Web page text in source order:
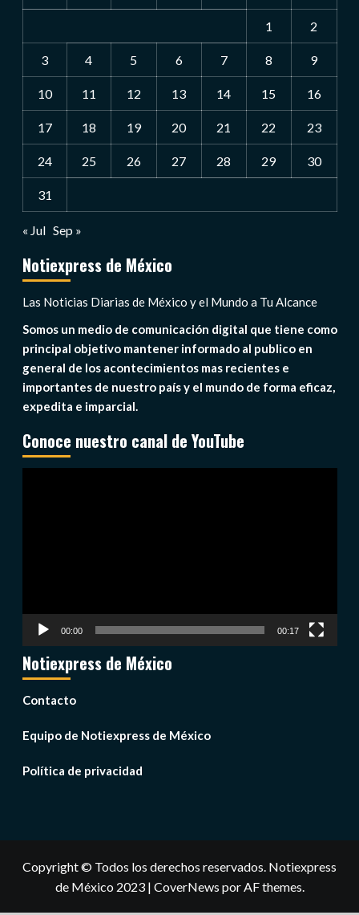
1 2
3 4 5 6 7 8 9
10 11 12 13 14 15 16
17 18 19 20 21 22 23
24 25 26 27 28 29 30
31
« Jul Sep »
Notiexpress de México
Las Noticias Diarias de México y el Mundo a Tu Alcance
Somos un medio de comunicación digital que tiene como
principal objetivo mantener informado al publico en
general de los acontecimientos mas recientes e
importantes de nuestro país y el mundo de forma eficaz,
expedita e imparcial.
Conoce nuestro canal de YouTube
00:00 00:17
Notiexpress de México
Contacto
Equipo de Notiexpress de México
Política de privacidad
Copyright © Todos los derechos reservados. Notiexpress
de México 2023 | CoverNews por AF themes.